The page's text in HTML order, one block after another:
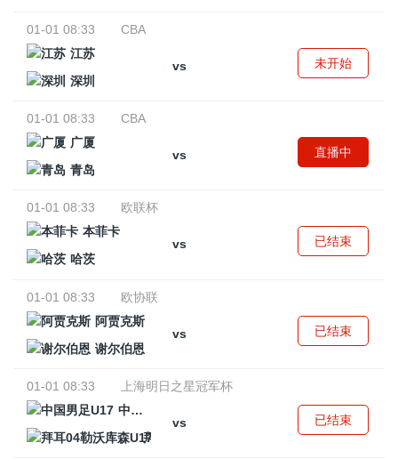
01-01 08:33
CBA
江苏
vs
深圳
未开始
01-01 08:33
CBA
广厦
vs
青岛
直播中
01-01 08:33
欧联杯
本菲卡
vs
哈茨
已结束
01-01 08:33
欧协联
阿贾克斯
vs
谢尔伯恩
已结束
01-01 08:33
上海明日之星冠军杯
中国男足U17
vs
拜耳04勒沃库森U17
已结束